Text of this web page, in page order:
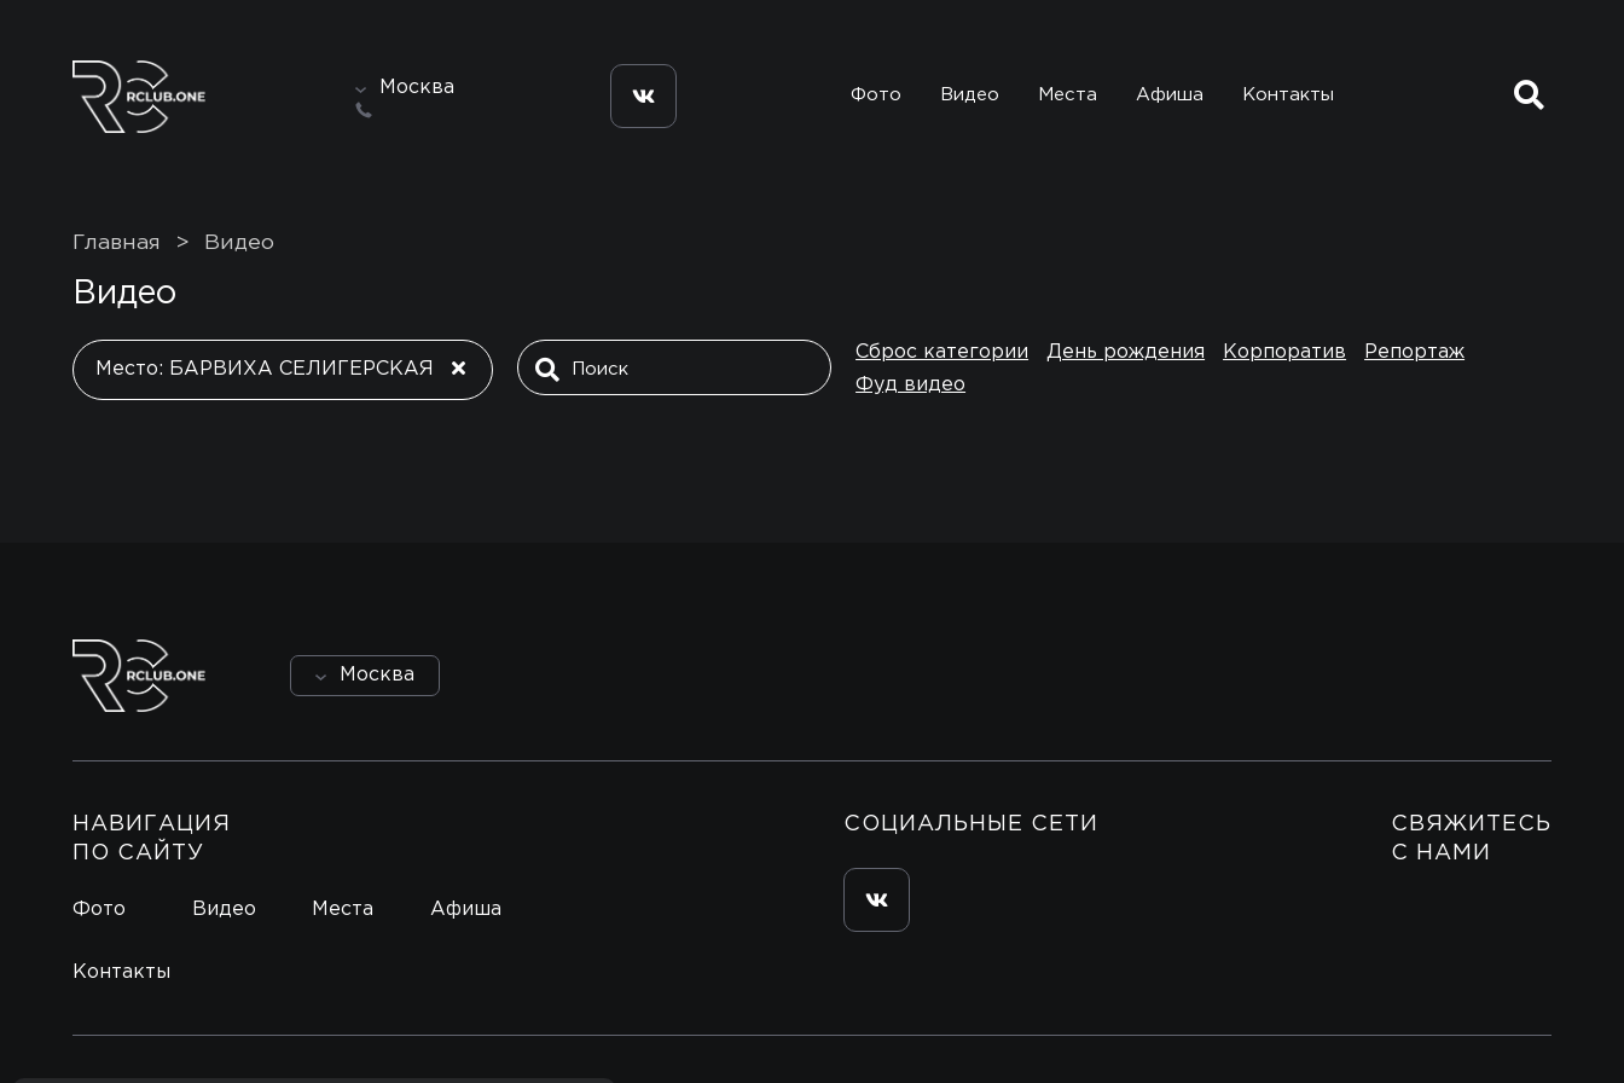
Москва Фото Видео Места Афиша Контакты
Главная > Видео
Видео
Место: БАРВИХА СЕЛИГЕРСКАЯ
Сброс категории День рождения Корпоратив
Репортаж
Фуд видео
Москва
НАВИГАЦИЯ
ПО САЙТУ
Фото Видео Места Афиша
Контакты
СОЦИАЛЬНЫЕ СЕТИ
СВЯЖИТЕСЬ
С НАМИ